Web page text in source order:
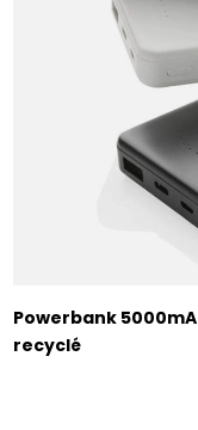
Powerbank
recyclé